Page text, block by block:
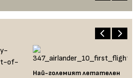
Най-големият летателен